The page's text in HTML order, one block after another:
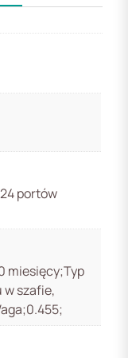
portów
miesięcy;Typ
w szafie,